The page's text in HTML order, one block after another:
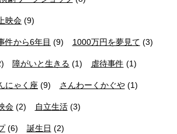
映会 (9)
件から6年目 (9) 1000万円を夢見て (3)
障がいと生きる (1) 虐待事件 (1)
にゃく座 (9) さんわーくかぐや(1)
会 (2) 自立生活(3)
(6) 誕生日 (2)